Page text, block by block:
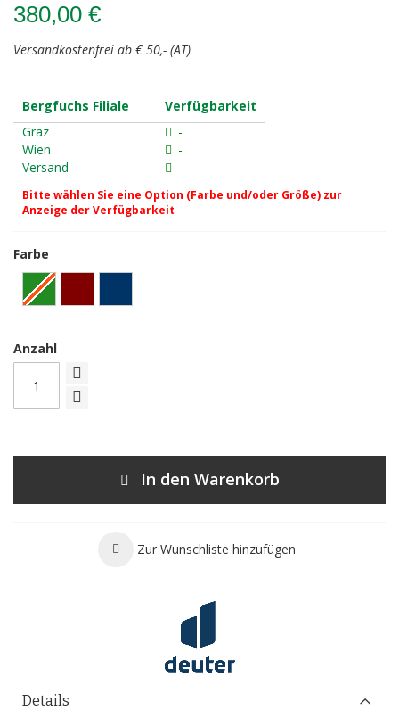
380,00 €
Versandkostenfrei ab € 50,- (AT)
Bergfuchs Filiale
Verfügbarkeit
Graz
-
Wien
-
Versand
-
Bitte wählen Sie eine Option (Farbe und/oder Größe) zur
Anzeige der Verfügbarkeit
Farbe
Anzahl
In den Warenkorb
Zur Wunschliste hinzufügen
Details